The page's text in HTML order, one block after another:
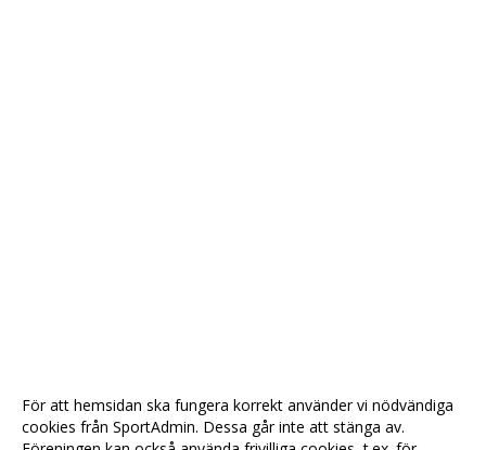
För att hemsidan ska fungera korrekt använder vi nödvändiga
cookies från SportAdmin. Dessa går inte att stänga av.